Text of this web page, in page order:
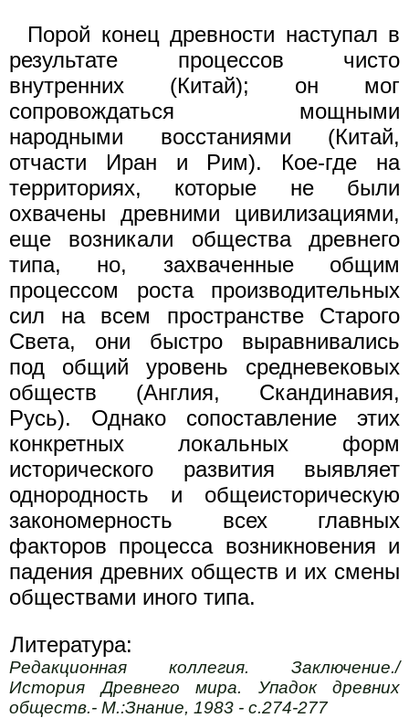
Порой конец древности наступал в
результате процессов чисто
внутренних (Китай); он мог
сопровождаться мощными
народными восстаниями (Китай,
отчасти Иран и Рим). Кое-где на
территориях, которые не были
охвачены древними цивилизациями,
еще возникали общества древнего
типа, но, захваченные общим
процессом роста производительных
сил на всем пространстве Старого
Света, они быстро выравнивались
под общий уровень средневековых
обществ (Англия, Скандинавия,
Русь). Однако сопоставление этих
конкретных локальных форм
исторического развития выявляет
однородность и общеисторическую
закономерность всех главных
факторов процесса возникновения и
падения древних обществ и их смены
обществами иного типа.
Литература:
Редакционная коллегия. Заключение./
История Древнего мира. Упадок древних
обществ.- М.:Знание, 1983 - с.274-277